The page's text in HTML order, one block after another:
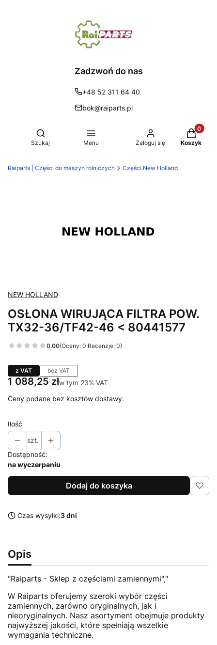
Zadzwoń do nas
+48 52 311 64 40
bok@raiparts.pl
Otwórz wyszukiwarkę
Szukaj Menu Zaloguj się Koszyk
Raiparts | Części do maszyn rolniczych Części New Holland
NEW HOLLAND
OSŁONA WIRUJĄCA FILTRA POW.
TX32-36/TF42-46 < 80441577
0.00(Oceny: 0 Recenzje: 0)
z VAT bez VAT
Cena
1 088,25 złw tym 23% VAT
w tym 23% VAT
Ceny podane bez kosztów dostawy.
Ilość
szt.
Dostępność:
na wyczerpaniu
Dodaj do koszyka
Czas wysyłki:3 dni
Opis
"Raiparts - Sklep z częściami zamiennymi","
W Raiparts oferujemy szeroki wybór części
zamiennych, zarówno oryginalnych, jak i
nieoryginalnych. Nasz asortyment obejmuje produkty
najwyższej jakości, które spełniają wszelkie
wymagania techniczne.